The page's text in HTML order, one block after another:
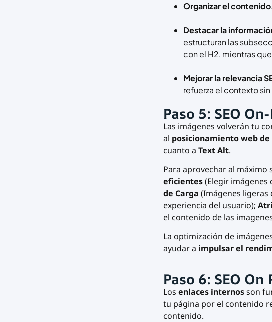
Organizar el contenido
Destacar la
estructuran las
con el H2, mientras
Mejorar la relevancia
refuerza el contexto
Paso 5: SEO
Las imágenes volverán tu
al posicionamiento web
cuanto a Text Alt.
Para aprovechar al máximo
eficientes(Elegir imágenes
de Carga (Imágenes
experiencia del usuario);
el contenido de las
La optimización de
ayudar a impulsar el
Paso 6: SEO
Los enlaces internosson
tu página por el contenido
contenido.